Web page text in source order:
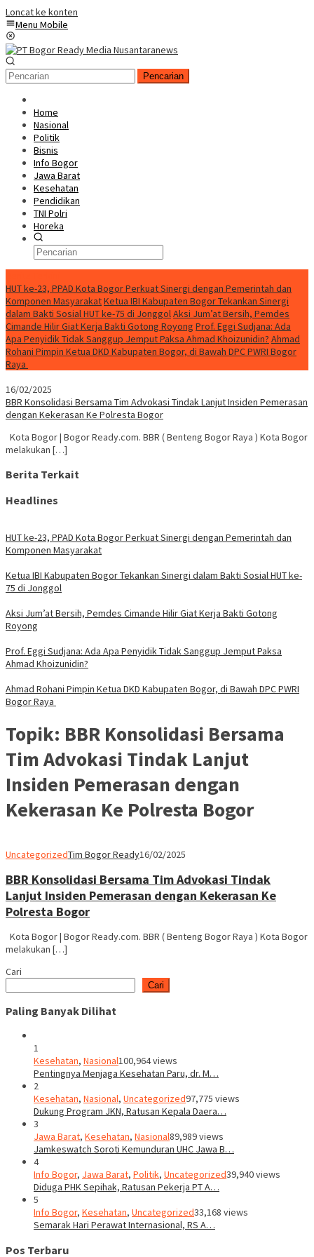
Loncat ke konten
Menu Mobile
Pencarian
Home
Nasional
Politik
Bisnis
Info Bogor
Jawa Barat
Kesehatan
Pendidikan
TNI Polri
Horeka
HUT ke-23, PPAD Kota Bogor Perkuat Sinergi dengan Pemerintah dan
Komponen MasyarakatKetua IBI Kabupaten Bogor Tekankan Sinergi
dalam Bakti Sosial HUT ke-75 di JonggolAksi Jum’at Bersih, Pemdes
Cimande Hilir Giat Kerja Bakti Gotong Royong Prof. Eggi Sudjana: Ada
Apa Penyidik Tidak Sanggup Jemput Paksa Ahmad Khoizunidin? Ahmad
Rohani Pimpin Ketua DKD Kabupaten Bogor, di Bawah DPC PWRI Bogor
Raya
16/02/2025
BBR Konsolidasi Bersama Tim Advokasi Tindak Lanjut Insiden Pemerasan
dengan Kekerasan Ke Polresta Bogor
Kota Bogor | Bogor Ready.com. BBR ( Benteng Bogor Raya ) Kota Bogor
melakukan […]
Berita Terkait
Headlines
HUT ke-23, PPAD Kota Bogor Perkuat Sinergi dengan Pemerintah dan
Komponen Masyarakat
Ketua IBI Kabupaten Bogor Tekankan Sinergi dalam Bakti Sosial HUT ke-
75 di Jonggol
Aksi Jum’at Bersih, Pemdes Cimande Hilir Giat Kerja Bakti Gotong
Royong
Prof. Eggi Sudjana: Ada Apa Penyidik Tidak Sanggup Jemput Paksa
Ahmad Khoizunidin?
Ahmad Rohani Pimpin Ketua DKD Kabupaten Bogor, di Bawah DPC PWRI
Bogor Raya
Topik: BBR Konsolidasi Bersama
Tim Advokasi Tindak Lanjut
Insiden Pemerasan dengan
Kekerasan Ke Polresta Bogor
UncategorizedTim Bogor Ready16/02/2025
BBR Konsolidasi Bersama Tim Advokasi Tindak
Lanjut Insiden Pemerasan dengan Kekerasan Ke
Polresta Bogor
Kota Bogor | Bogor Ready.com. BBR ( Benteng Bogor Raya ) Kota Bogor
melakukan […]
Cari
Cari
Paling Banyak Dilihat
1
Kesehatan, Nasional100,964 views
Pentingnya Menjaga Kesehatan Paru, dr. M…
2
Kesehatan, Nasional, Uncategorized97,775 views
Dukung Program JKN, Ratusan Kepala Daera…
3
Jawa Barat, Kesehatan, Nasional89,989 views
Jamkeswatch Soroti Kemunduran UHC Jawa B…
4
Info Bogor, Jawa Barat, Politik, Uncategorized39,940 views
Diduga PHK Sepihak, Ratusan Pekerja PT A…
5
Info Bogor, Kesehatan, Uncategorized33,168 views
Semarak Hari Perawat Internasional, RS A…
Pos Terbaru